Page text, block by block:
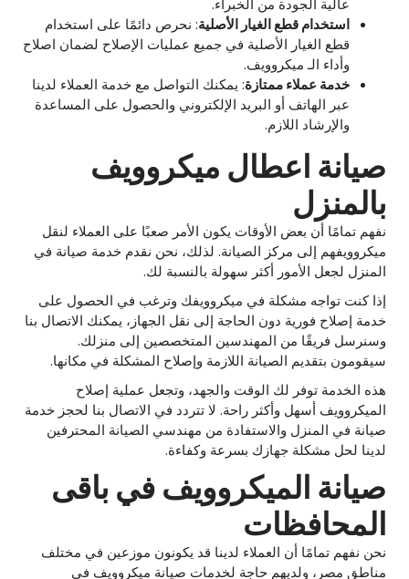
استخدام قطع الغيار الأصلية: نحرص دائمًا على استخدام
قطع الغيار الأصلية في جميع عمليات الإصلاح لضمان اصلاح
وأداء الـ ميكروويف.
خدمة عملاء ممتازة: يمكنك التواصل مع خدمة العملاء لدينا
عبر الهاتف أو البريد الإلكتروني والحصول على المساعدة
والإرشاد اللازم.
صيانة اعطال ميكروويف
بالمنزل
نفهم تمامًا أن بعض الأوقات يكون الأمر صعبًا على العملاء لنقل
ميكروويفهم إلى مركز الصيانة. لذلك، نحن نقدم خدمة صيانة في
المنزل لجعل الأمور أكثر سهولة بالنسبة لك.
إذا كنت تواجه مشكلة في ميكروويفك وترغب في الحصول على
خدمة إصلاح فورية دون الحاجة إلى نقل الجهاز، يمكنك الاتصال بنا
وسنرسل فريقًا من المهندسين المتخصصين إلى منزلك.
سيقومون بتقديم الصيانة اللازمة وإصلاح المشكلة في مكانها.
هذه الخدمة توفر لك الوقت والجهد، وتجعل عملية إصلاح
الميكروويف أسهل وأكثر راحة. لا تتردد في الاتصال بنا لحجز خدمة
صيانة في المنزل والاستفادة من مهندسي الصيانة المحترفين
لدينا لحل مشكلة جهازك بسرعة وكفاءة.
صيانة الميكروويف في باقى
المحافظات
نحن نفهم تمامًا أن العملاء لدينا قد يكونون موزعين في مختلف
مناطق مصر، ولديهم حاجة لخدمات صيانة ميكروويف في